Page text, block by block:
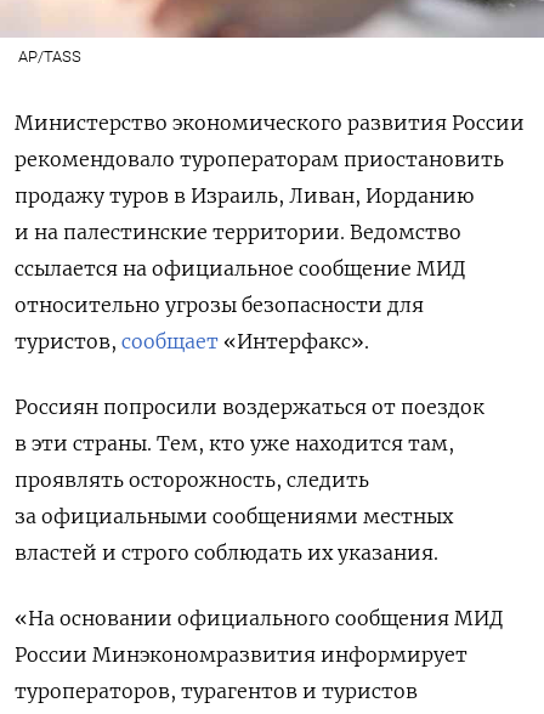
AP/TASS
Министерство экономического развития России
рекомендовало туроператорам приостановить
продажу туров в Израиль, Ливан, Иорданию
и на палестинские территории. Ведомство
ссылается на официальное сообщение МИД
относительно угрозы безопасности для
туристов, сообщает «Интерфакс».
Россиян попросили воздержаться от поездок
в эти страны. Тем, кто уже находится там,
проявлять осторожность, следить
за официальными сообщениями местных
властей и строго соблюдать их указания.
«На основании официального сообщения МИД
России Минэкономразвития информирует
туроператоров, турагентов и туристов